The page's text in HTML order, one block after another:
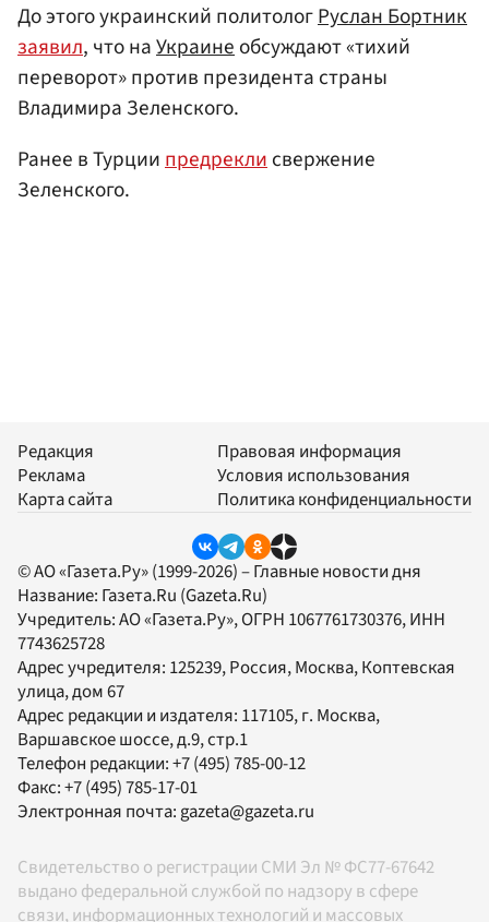
До этого украинский политологРуслан Бортник
заявил, что наУкраинеобсуждают «тихий
переворот» против президента страны
Владимира Зеленского.
Ранее в Турциипредреклисвержение
Зеленского.
Редакция
Реклама
Карта сайта
Правовая информация
Условия использования
Политика конфиденциальности
© АО «Газета.Ру» (1999-2026) – Главные новости дня
Название: Газета.Ru (Gazeta.Ru)
Учредитель:АО «Газета.Ру», ОГРН 1067761730376, ИНН
7743625728
Адрес учредителя: 125239, Россия, Москва, Коптевская
улица, дом 67
Адрес редакции и издателя: 117105, г. Москва,
Варшавское шоссе, д.9, стр.1
Телефон редакции:+7 (495) 785-00-12
Факс:+7 (495) 785-17-01
Электронная почта:gazeta@gazeta.ru
Свидетельство о регистрации СМИ Эл № ФС77-67642
выдано федеральной службой по надзору в сфере
связи, информационных технологий и массовых